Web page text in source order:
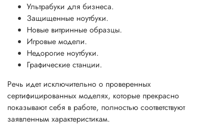
Ультрабуки для бизнеса.
Защищенные ноутбуки.
Новые витринные образцы.
Игровые модели.
Недорогие ноутбуки.
Графические станции.
Речь идет исключительно о проверенных
сертифицированных моделях, которые прекрасно
показывают себя в работе, полностью соответствуют
заявленным характеристикам.